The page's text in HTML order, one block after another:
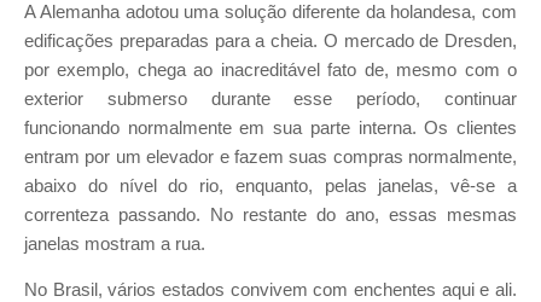
A Alemanha adotou uma solução diferente da holandesa, com
edificações preparadas para a cheia. O mercado de Dresden,
por exemplo, chega ao inacreditável fato de, mesmo com o
exterior submerso durante esse período, continuar
funcionando normalmente em sua parte interna. Os clientes
entram por um elevador e fazem suas compras normalmente,
abaixo do nível do rio, enquanto, pelas janelas, vê-se a
correnteza passando. No restante do ano, essas mesmas
janelas mostram a rua.
No Brasil, vários estados convivem com enchentes aqui e ali.